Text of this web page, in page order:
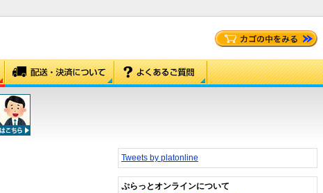
Tweets by platonline
ぷらっとオンラインについて